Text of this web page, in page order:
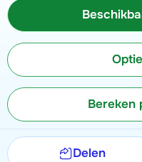
Bereken
Delen